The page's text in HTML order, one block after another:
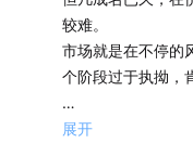
司提供的最真实和详
我个人比较喜欢的也
年重仓股的变化，都
较难。
市场就是在不停的
个阶段过于执拗，
「✅全球市场上半
展开